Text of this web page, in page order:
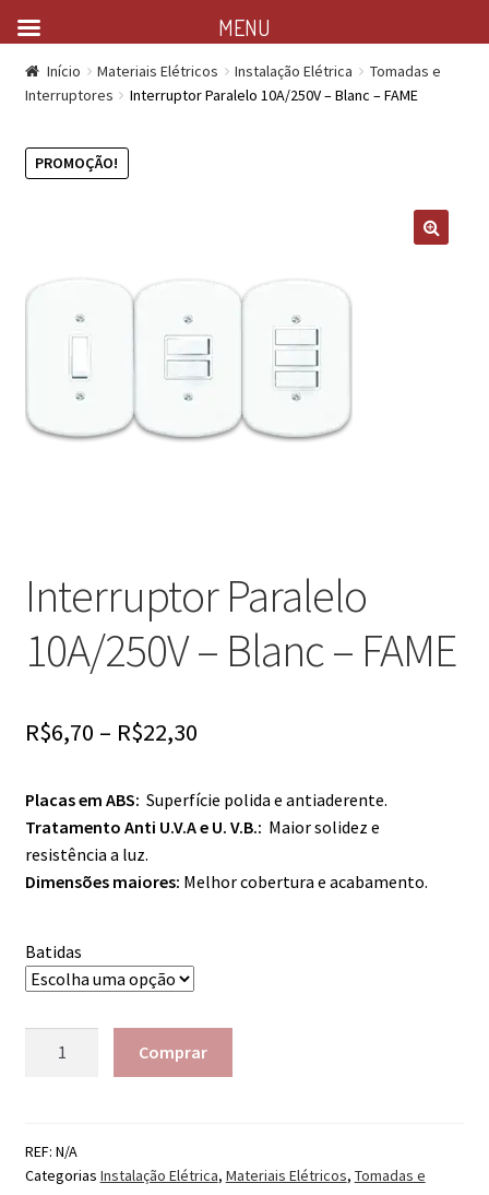
Início Materiais Elétricos Instalação Elétrica
Tomadas e
Interruptores
Interruptor Paralelo 10A/250V – Blanc – FAME
PROMOÇÃO!
Interruptor Paralelo
10A/250V – Blanc – FAME
R$6,70 – R$22,30
Placas em ABS: Superfície polida e antiaderente.
Tratamento Anti U.V.A e U. V.B.: Maior solidez e
resistência a luz.
Dimensões maiores: Melhor cobertura e acabamento.
Batidas
Comprar
REF: N/A
Categorias Instalação Elétrica, Materiais Elétricos, Tomadas e
MENU